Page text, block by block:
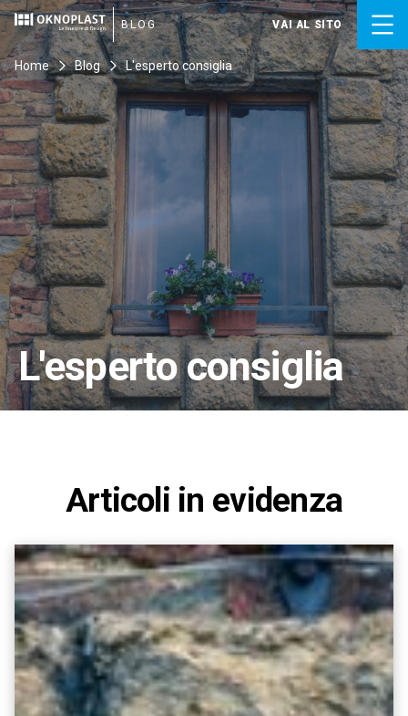
Skip
to
content
BLOG VAI AL SITO
Home Blog L'esperto consiglia
L'esperto consiglia
Articoli in evidenza